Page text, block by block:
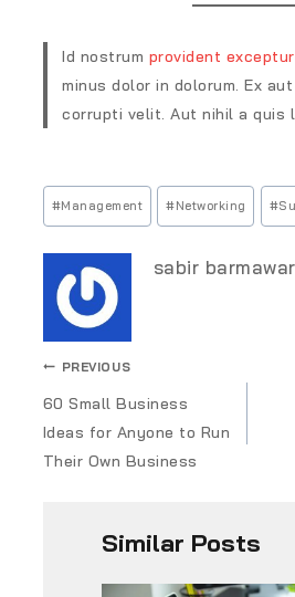
Id nostrum provident
minus dolor in dolorum. Ex
corrupti velit. Aut nihil a quis
#Management #Networking #
sabir barmawar
PREVIOUS
60 Small Business
Ideas for Anyone to Run
Their Own Business
Similar Posts